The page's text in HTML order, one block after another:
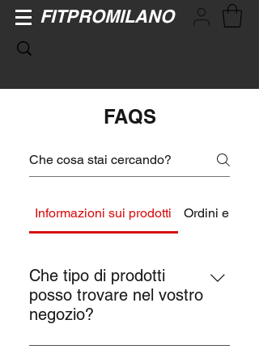
FITPROMILANO
FAQS
Informazioni sui prodotti Ordini e
Che tipo di prodotti
posso trovare nel vostro
negozio?
Nel nostro negozio trovi una vasta